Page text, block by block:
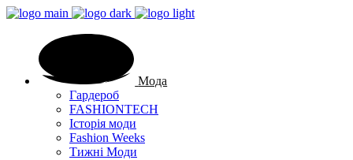
Мода
Гардероб
FASHIONTECH
Історія моди
Fashion Weeks
Тижні Моди